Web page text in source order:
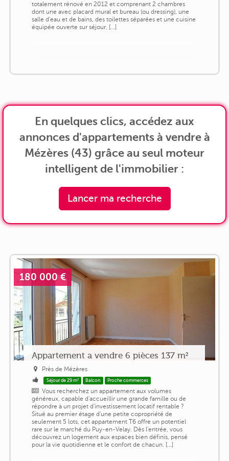
totalement rénové en 2012 et comprenant 2 chambres
dont une avec placard mural et bureau (ou dressing), une
salle d'eau et de bains, des toilettes séparées et une cuisine
équipée ouverte sur séjour, [...]
En quelques clics, accédez aux
annonces d'appartements à vendre à
Mézères (43) grâce au seul moteur
intelligent de l'immobilier :
Lancer ma recherche
180 000 €
Appartement a vendre 6 pièces 137 m²
Près de Mézères
Séjour de 29 m² Balcon Proche commerces
Vous recherchez un appartement aux volumes
généreux, capable d'accueillir une grande famille ou de
répondre à un projet d'investissement locatif rentable ?
Situé au premier étage d'une petite copropriété de
seulement 5 lots, cet appartement T6 offre un potentiel
rare sur le marché du Puy-en-Velay. Dès l'entrée, vous
découvrez un logement aux espaces bien définis, pensé
pour la vie quotidienne et le confort de chacun. [...]